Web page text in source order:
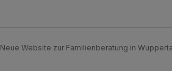
Neue Website zur Familienberatung​ in